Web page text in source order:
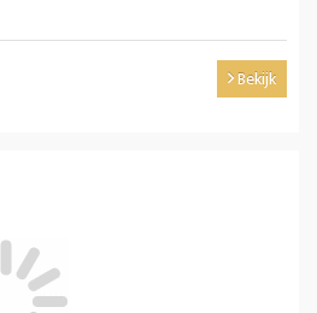
Bekijk